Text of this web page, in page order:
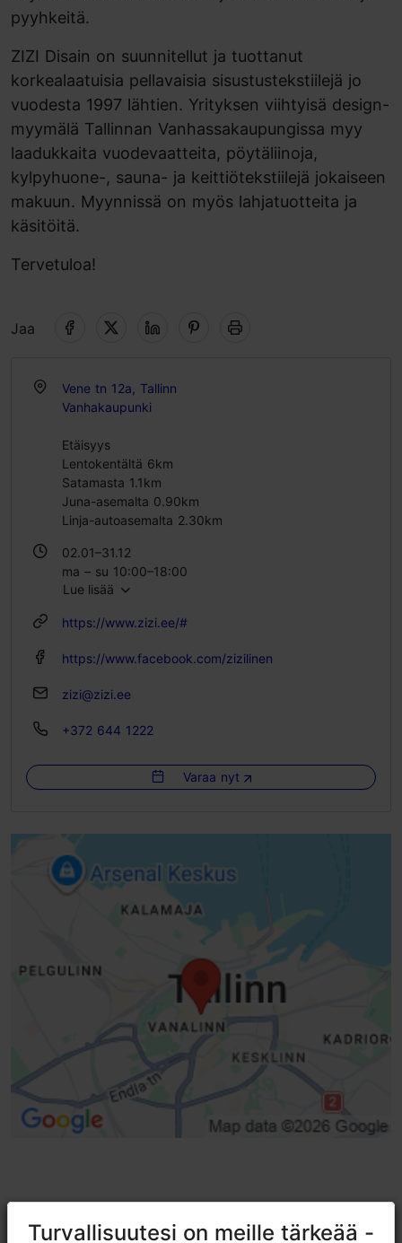
pyyhkeitä.
ZIZI Disain on suunnitellut ja tuottanut
korkealaatuisia pellavaisia sisustustekstiilejä jo
vuodesta 1997 lähtien. Yrityksen viihtyisä design-
myymälä Tallinnan Vanhassakaupungissa myy
laadukkaita vuodevaatteita, pöytäliinoja,
kylpyhuone-, sauna- ja keittiötekstiilejä jokaiseen
makuun. Myynnissä on myös lahjatuotteita ja
käsitöitä.
Tervetuloa!
Jaa
Vene tn 12a, Tallinn
Vanhakaupunki
Etäisyys
Lentokentältä 6km
Satamasta 1.1km
Juna-asemalta 0.90km
Linja-autoasemalta 2.30km
02.01–31.12
ma – su 10:00–18:00
Lue lisää
https://www.zizi.ee/#
https://www.facebook.com/zizilinen
zizi@zizi.ee
+372 644 1222
Varaa nyt
Turvallisuutesi on meille tärkeää -
Turvallisuutesi on meille tärkeää -